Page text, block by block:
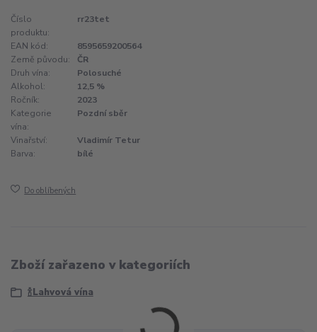
Číslo
produktu:
rr23tet
EAN kód:
8595659200564
Země původu:
ČR
Druh vína:
Polosuché
Alkohol:
12,5 %
Ročník:
2023
Kategorie
vína:
Pozdní sběr
Vinařství:
Vladimír Tetur
Barva:
bílé
Do oblíbených
Zboží zařazeno v kategoriích
🍾Lahvová vína